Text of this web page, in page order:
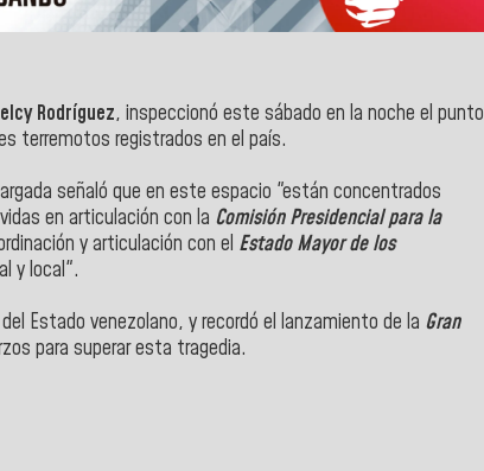
Rodríguez, inspeccionó este sábado en la noche el punto
terremotos registrados en el país.
señaló que en este espacio "están concentrados
en articulación con la Comisión Presidencial para la
y articulación con el Estado Mayor de los
y local".
Estado venezolano, y recordó el lanzamiento de la Gran
para superar esta tragedia.